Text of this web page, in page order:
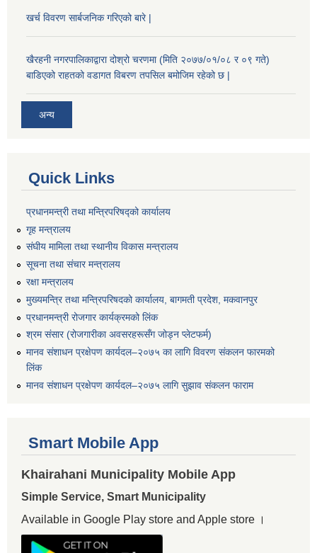
खर्च विवरण सार्बजनिक गरिएको बारे |
खैरहनी नगरपालिकाद्वारा दोश्रो चरणमा (मिति २०७७/०१/०८ र ०९ गते)
बाडिएको राहतको वडागत विबरण तपसिल बमोजिम रहेको छ |
अन्य
Quick Links
प्रधानमन्त्री तथा मन्त्रिपरिषद्को कार्यालय
गृह मन्त्रालय
संघीय मामिला तथा स्थानीय विकास मन्त्रालय
सूचना तथा संचार मन्त्रालय
रक्षा मन्त्रालय
मुख्यमन्त्रि तथा मन्त्रिपरिषदको कार्यालय, बागमती प्रदेश, मकवानपुर
प्रधानमन्त्री रोजगार कार्यक्रमको लिंक
श्रम संसार (रोजगारीका अवसरहरूसँग जोड्न प्लेटफर्म)
मानव संशाधन प्रक्षेपण कार्यदल–२०७५ का लागि विवरण संकलन फारमको
लिंक
मानव संशाधन प्रक्षेपण कार्यदल–२०७५ लागि सुझाव संकलन फाराम
Smart Mobile App
Khairahani Municipality Mobile App
Simple Service, Smart Municipality
Available in Google Play store and Apple store ।